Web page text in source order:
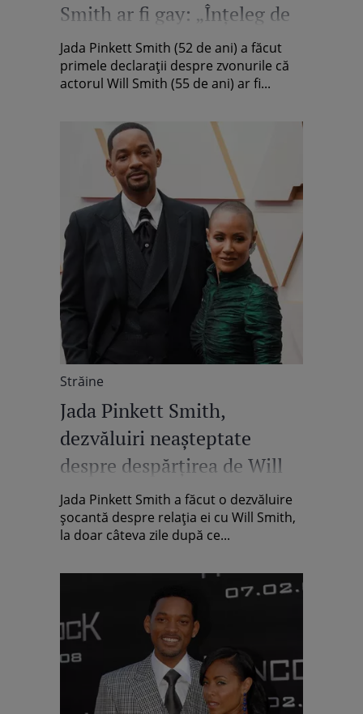
Smith ar fi gay: „Înțeleg de
ce ar exista neînțelegeri”
Jada Pinkett Smith (52 de ani) a făcut
primele declarații despre zvonurile că
actorul Will Smith (55 de ani) ar fi...
Străine
Jada Pinkett Smith,
dezvăluiri neașteptate
despre despărțirea de Will
Smith. Are „resentimente”,
dar încearcă să își salveze
căsnicia
Jada Pinkett Smith a făcut o dezvăluire
șocantă despre relația ei cu Will Smith,
la doar câteva zile după ce...